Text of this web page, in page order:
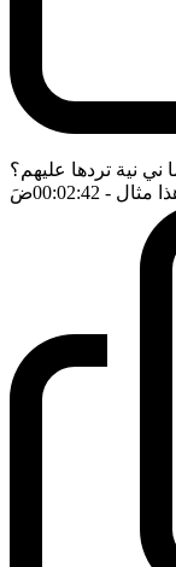
ني نية تردها عليهم؟
مثال - 00:02:42 ضَ